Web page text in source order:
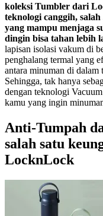
koleksi Tumbler dari
teknologi canggih,
yang mampu menjaga
dingin bisa tahan lebih
lapisan isolasi vakum di
penghalang termal yang
antara minuman di
Sehingga, tak hanya
dengan teknologi
kamu yang ingin
Anti-Tumpah
salah satu
LocknLock